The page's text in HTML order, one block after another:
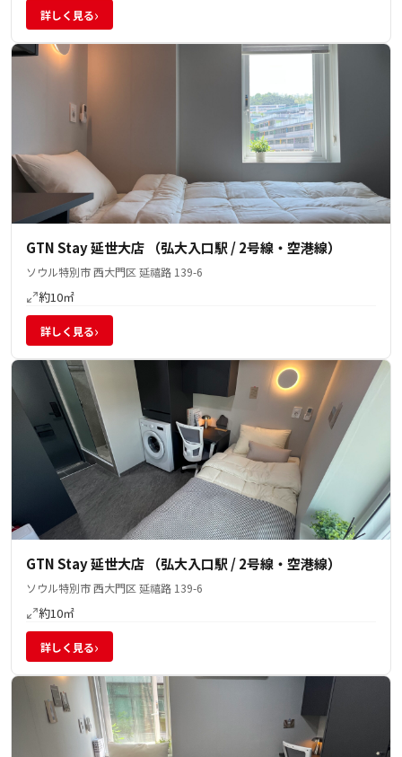
詳しく見る›
GTN Stay 延世大店 （弘大入口駅 / 2号線・空港線）
ソウル特別市 西大門区 延禧路 139-6
約10㎡
詳しく見る›
GTN Stay 延世大店 （弘大入口駅 / 2号線・空港線）
ソウル特別市 西大門区 延禧路 139-6
約10㎡
詳しく見る›